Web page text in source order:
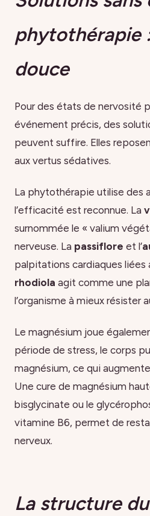
phytothérapie
douce
Pour des états de nervosité
événement précis, des
peuvent suffire. Elles
aux vertus sédatives.
La phytothérapie utilise des
l’efficacité est reconnue. La
surnommée le « valium
nerveuse. La passiflore et l’
palpitations cardiaques liées
rhodiola agit comme une
l’organisme à mieux résister
Le magnésium joue
période de stress, le corps
magnésium, ce qui
Une cure de magnésium
bisglycinate ou le
vitamine B6, permet de
nerveux.
La structure